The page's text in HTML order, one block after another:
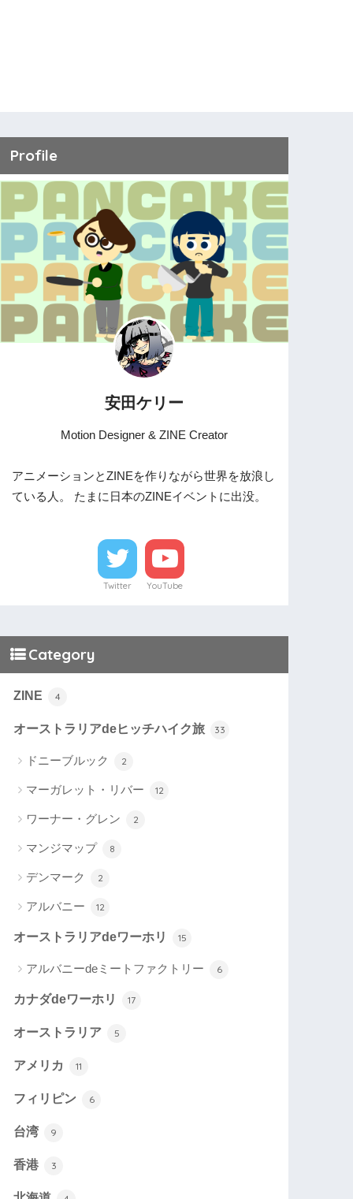
Profile
安田ケリー
Motion Designer & ZINE Creator
アニメーションとZINEを作りながら世界を放浪し
ている人。 たまに日本のZINEイベントに出没。
Twitter YouTube
Category
ZINE 4
オーストラリアdeヒッチハイク旅 33
ドニーブルック 2
マーガレット・リバー 12
ワーナー・グレン 2
マンジマップ 8
デンマーク 2
アルバニー 12
オーストラリアdeワーホリ 15
アルバニーdeミートファクトリー 6
カナダdeワーホリ 17
オーストラリア 5
アメリカ 11
フィリピン 6
台湾 9
香港 3